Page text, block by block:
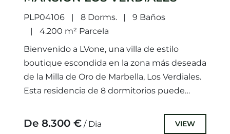
PLP04106 8 Dorms.
9 Baños
4.200 m² Parcela
Bienvenido a LVone, una villa de estilo
boutique escondida en la zona más deseada
de la Milla de Oro de Marbella, Los Verdiales.
Esta residencia de 8 dormitorios puede
De 8.300 € / Dia VIEW